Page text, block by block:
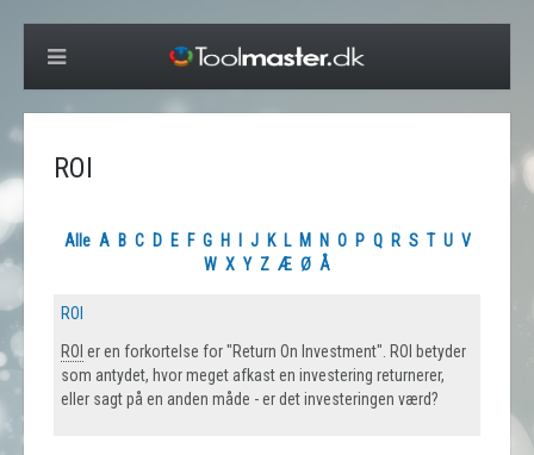
ROI
Alle A B C D E F G H J K L M N O P Q R S T U V
W X Y Z Æ Ø Å
ROI
ROI er en forkortelse for "Return On Investment". ROI betyder
som antydet, hvor meget afkast en investering returnerer,
eller sagt på en anden måde - er det investeringen værd?